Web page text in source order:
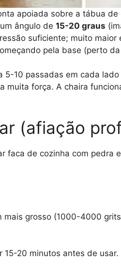
apoiada sobre a tábua
ângulo de 15-20 graus
suficiente; muito maior
pela base (perto
5-10 passadas em cada
muita força. A chaira
(afiação
faca de cozinha com
grosso (1000-4000
20 minutos antes de